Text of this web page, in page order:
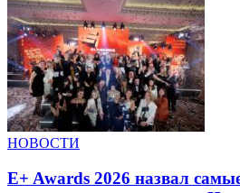
НОВОСТИ
E+ Awards 2026 назвал